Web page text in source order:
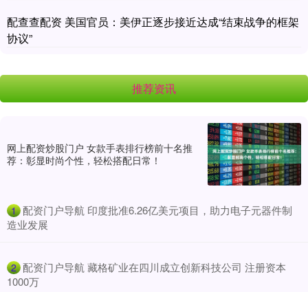
配查查配资 美国官员：美伊正逐步接近达成“结束战争的框架
协议”
推荐资讯
网上配资炒股门户 女款手表排行榜前十名推
荐：彰显时尚个性，轻松搭配日常！
1 ​配资门户导航 印度批准6.26亿美元项目，助力电子元器件制
造业发展
2 ​配资门户导航 藏格矿业在四川成立创新科技公司 注册资本
1000万